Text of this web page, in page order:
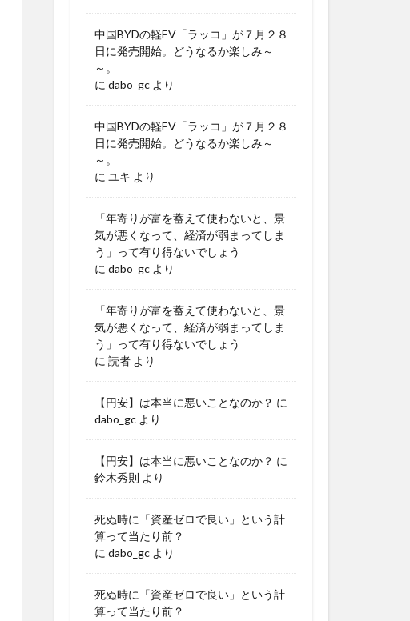
中国BYDの軽EV「ラッコ」が７月２８
日に発売開始。どうなるか楽しみ～
～。
に dabo_gc より
中国BYDの軽EV「ラッコ」が７月２８
日に発売開始。どうなるか楽しみ～
～。
に ユキ より
「年寄りが富を蓄えて使わないと、景
気が悪くなって、経済が弱まってしま
う」って有り得ないでしょう
に dabo_gc より
「年寄りが富を蓄えて使わないと、景
気が悪くなって、経済が弱まってしま
う」って有り得ないでしょう
に 読者 より
【円安】は本当に悪いことなのか？ に
dabo_gc より
【円安】は本当に悪いことなのか？ に
鈴木秀則 より
死ぬ時に「資産ゼロで良い」という計
算って当たり前？
に dabo_gc より
死ぬ時に「資産ゼロで良い」という計
算って当たり前？